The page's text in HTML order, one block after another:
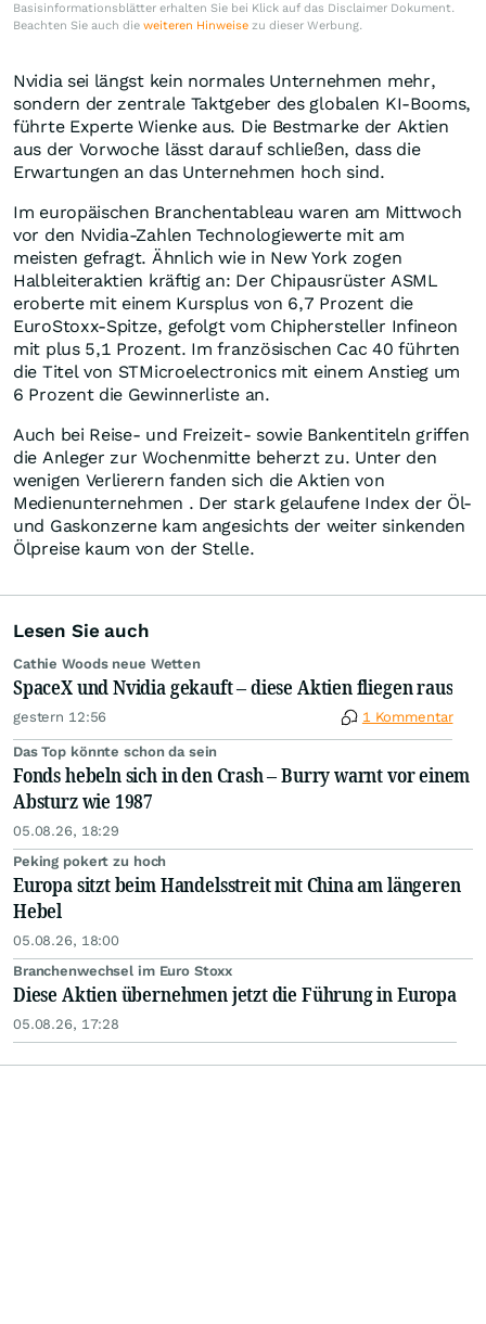
Basisinformationsblätter erhalten Sie bei Klick auf das Disclaimer Dokument.
Beachten Sie auch die weiteren Hinweise zu dieser Werbung.
Nvidia sei längst kein normales Unternehmen mehr,
sondern der zentrale Taktgeber des globalen KI-Booms,
führte Experte Wienke aus. Die Bestmarke der Aktien
aus der Vorwoche lässt darauf schließen, dass die
Erwartungen an das Unternehmen hoch sind.
Im europäischen Branchentableau waren am Mittwoch
vor den Nvidia-Zahlen Technologiewerte mit am
meisten gefragt. Ähnlich wie in New York zogen
Halbleiteraktien kräftig an: Der Chipausrüster ASML
eroberte mit einem Kursplus von 6,7 Prozent die
EuroStoxx-Spitze, gefolgt vom Chiphersteller Infineon
mit plus 5,1 Prozent. Im französischen Cac 40 führten
die Titel von STMicroelectronics mit einem Anstieg um
6 Prozent die Gewinnerliste an.
Auch bei Reise- und Freizeit- sowie Bankentiteln griffen
die Anleger zur Wochenmitte beherzt zu. Unter den
wenigen Verlierern fanden sich die Aktien von
Medienunternehmen . Der stark gelaufene Index der Öl-
und Gaskonzerne kam angesichts der weiter sinkenden
Ölpreise kaum von der Stelle.
Lesen Sie auch
Cathie Woods neue Wetten
SpaceX und Nvidia gekauft – diese Aktien fliegen raus
gestern 12:56 1 Kommentar
Das Top könnte schon da sein
Fonds hebeln sich in den Crash – Burry warnt vor einem
Absturz wie 1987
05.08.26, 18:29
Peking pokert zu hoch
Europa sitzt beim Handelsstreit mit China am längeren
Hebel
05.08.26, 18:00
Branchenwechsel im Euro Stoxx
Diese Aktien übernehmen jetzt die Führung in Europa
05.08.26, 17:28